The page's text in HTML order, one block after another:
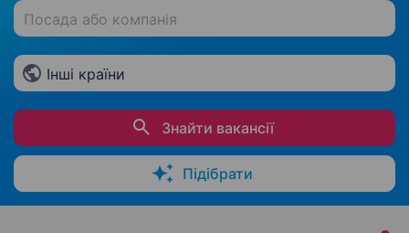
Посада або компанія
Інші країни
Знайти вакансії
Підібрати